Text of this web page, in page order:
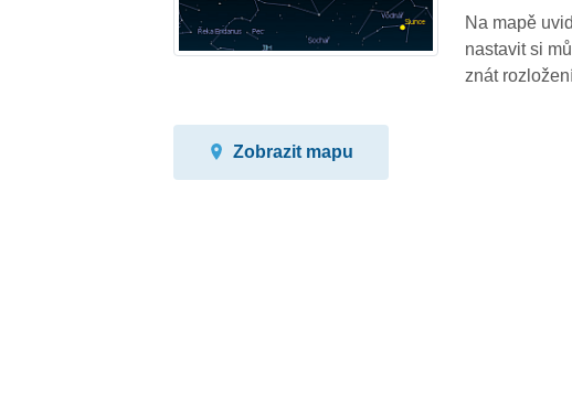
Na mapě
nastavit si
znát
Zobrazit mapu